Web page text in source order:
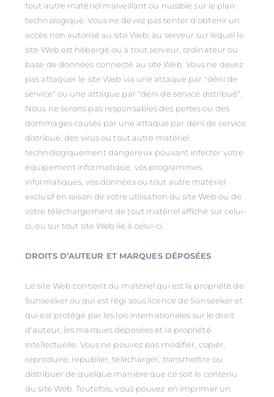
tout autre matériel malveillant ou nuisible sur le plan
technologique. Vous ne devez pas tenter d'obtenir un
accès non autorisé au site Web, au serveur sur lequel le
site Web est hébergé ou à tout serveur, ordinateur ou
base de données connecté au site Web. Vous ne devez
pas attaquer le site Web via une attaque par "déni de
service" ou une attaque par "déni de service distribué".
Nous ne serons pas responsables des pertes ou des
dommages causés par une attaque par déni de service
distribué, des virus ou tout autre matériel
technologiquement dangereux pouvant infecter votre
équipement informatique, vos programmes
informatiques, vos données ou tout autre matériel
exclusif en raison de votre utilisation du site Web ou de
votre téléchargement de tout matériel affiché sur celui-
ci, ou sur tout site Web lié à celui-ci.
DROITS D’AUTEUR ET MARQUES DÉPOSÉES
Le site Web contient du matériel qui est la propriété de
Sunseeker ou qui est régi sous licence de Sunseeker et
qui est protégé par les lois internationales sur le droit
d'auteur, les marques déposées et la propriété
intellectuelle. Vous ne pouvez pas modifier, copier,
reproduire, republier, télécharger, transmettre ou
distribuer de quelque manière que ce soit le contenu
du site Web. Toutefois, vous pouvez en imprimer un